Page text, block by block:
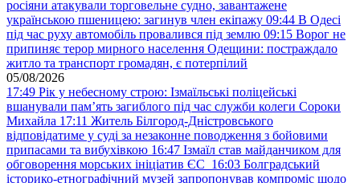
росіяни атакували торговельне судно, завантажене
українською пшеницею: загинув член екіпажу 09:44 В Одесі
під час руху автомобіль провалився під землю 09:15 Ворог не
припиняє терор мирного населення Одещини: постраждало
житло та транспорт громадян, є потерпілий
05/08/2026
17:49 Рік у небесному строю: Ізмаїльські поліцейські
вшанували пам’ять загиблого під час служби колеги Сороки
Михайла 17:11 Житель Білгород-Дністровського
відповідатиме у суді за незаконне поводження з бойовими
припасами та вибухівкою 16:47 Ізмаїл став майданчиком для
обговорення морських ініціатив ЄС 16:03 Болградський
історико-етнографічний музей запропонував компроміс щодо